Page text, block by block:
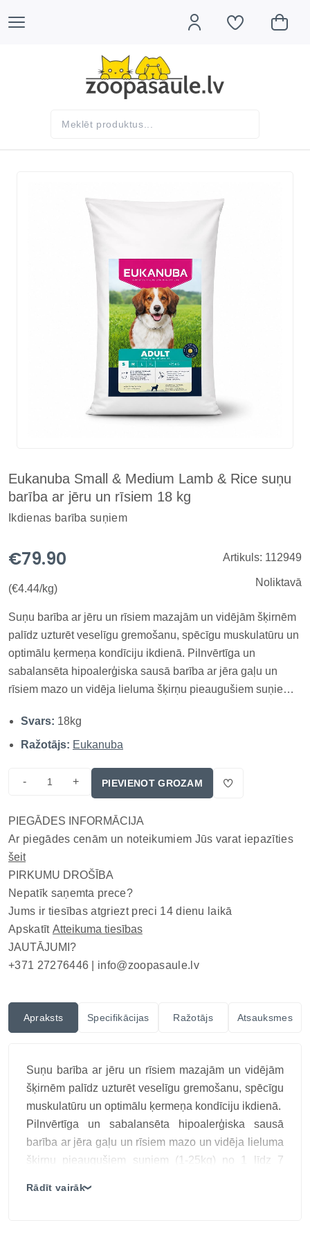
Eukanuba Small & Medium Lamb & Rice suņu
barība ar jēru un rīsiem 18 kg
Ikdienas barība suņiem
€79.90
(€4.44/kg)
Artikuls: 112949
Noliktavā
Suņu barība ar jēru un rīsiem mazajām un vidējām šķirnēm
palīdz uzturēt veselīgu gremošanu, spēcīgu muskulatūru un
optimālu ķermeņa kondīciju ikdienā. Pilnvērtīga un
sabalansēta hipoalerģiska sausā barība ar jēra gaļu un
rīsiem mazo un vidēja lieluma šķirņu pieaugušiem suņiem
bagātināta ar omega taukskābēm un prebiotikām, kas
atbalsta ādas...
Svars: 18kg
Ražotājs: Eukanuba
- + PIEVIENOT GROZAM
PIEGĀDES INFORMĀCIJA
Ar piegādes cenām un noteikumiem Jūs varat iepazīties
šeit
PIRKUMU DROŠĪBA
Nepatīk saņemta prece?
Jums ir tiesības atgriezt preci 14 dienu laikā
Apskatīt Atteikuma tiesības
JAUTĀJUMI?
+371 27276446 | info@zoopasaule.lv
Apraksts Specifikācijas Ražotājs Atsauksmes
Suņu barība ar jēru un rīsiem mazajām un vidējām
šķirnēm palīdz uzturēt veselīgu gremošanu, spēcīgu
muskulatūru un optimālu ķermeņa kondīciju ikdienā.
Pilnvērtīga un sabalansēta hipoalerģiska sausā
barība ar jēra gaļu un rīsiem mazo un vidēja lieluma
šķirņu pieaugušiem suņiem (1-25kg) no 1 līdz 7
Rādīt vairāk❯